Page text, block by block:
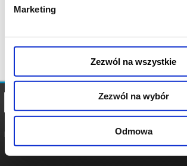
Marketing
Zezwól na wszystkie
Zezwól na wybór
Odmowa
POLITYKA